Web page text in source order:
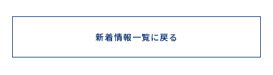
新着情報一覧に戻る